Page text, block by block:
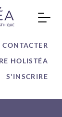
CONTACTER
HOLISTÉA
S'INSCRIRE